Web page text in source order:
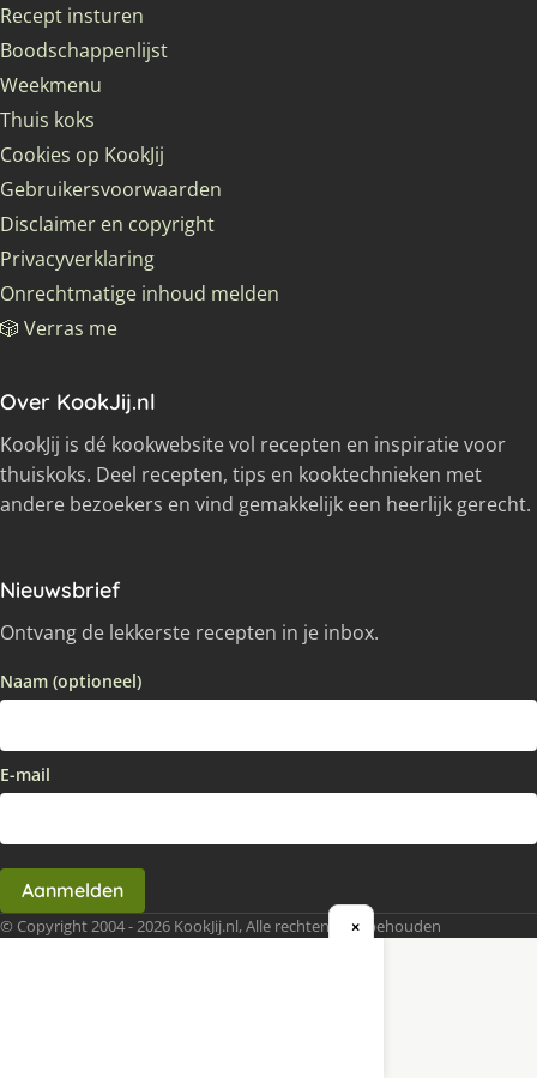
Recept insturen
Boodschappenlijst
Weekmenu
Thuis koks
Cookies op KookJij
Gebruikersvoorwaarden
Disclaimer en copyright
Privacyverklaring
Onrechtmatige inhoud melden
🎲 Verras me
Over KookJij.nl
KookJij is dé kookwebsite vol recepten en inspiratie voor
thuiskoks. Deel recepten, tips en kooktechnieken met
andere bezoekers en vind gemakkelijk een heerlijk gerecht.
Nieuwsbrief
Ontvang de lekkerste recepten in je inbox.
Naam (optioneel)
E-mail
Aanmelden
© Copyright 2004 - 2026 KookJij.nl, Alle rechten voorbehouden
×